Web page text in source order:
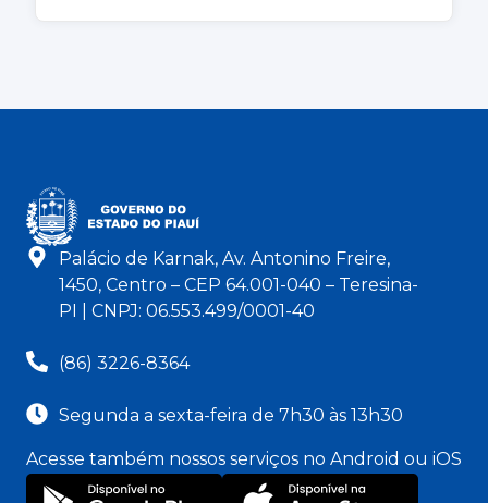
Palácio de Karnak, Av. Antonino Freire,
1450, Centro – CEP 64.001-040 – Teresina-
PI | CNPJ: 06.553.499/0001-40
(86) 3226-8364
Segunda a sexta-feira de 7h30 às 13h30
Acesse também nossos serviços no Android ou iOS